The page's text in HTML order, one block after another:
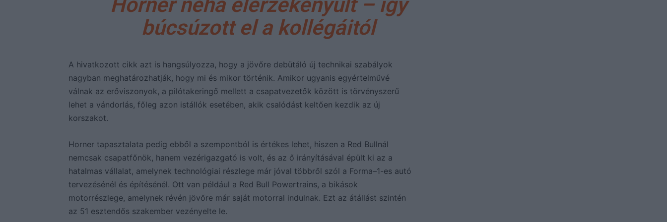
Horner néha elérzékenyült – így
búcsúzott el a kollégáitól
A hivatkozott cikk azt is hangsúlyozza, hogy a jövőre debütáló új technikai szabályok
nagyban meghatározhatják, hogy mi és mikor történik. Amikor ugyanis egyértelművé
válnak az erőviszonyok, a pilótakeringő mellett a csapatvezetők között is törvényszerű
lehet a vándorlás, főleg azon istállók esetében, akik csalódást keltően kezdik az új
korszakot.
Horner tapasztalata pedig ebből a szempontból is értékes lehet, hiszen a Red Bullnál
nemcsak csapatfőnök, hanem vezérigazgató is volt, és az ő irányításával épült ki az a
hatalmas vállalat, amelynek technológiai részlege már jóval többről szól a Forma–1-es autó
tervezésénél és építésénél. Ott van például a Red Bull Powertrains, a bikások
motorrészlege, amelynek révén jövőre már saját motorral indulnak. Ezt az átállást szintén
az 51 esztendős szakember vezényelte le.